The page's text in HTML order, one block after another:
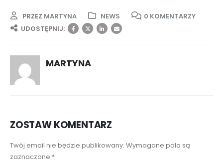
PRZEZ MARTYNA NEWS
0 KOMENTARZY
UDOSTĘPNIJ:
MARTYNA
ZOSTAW KOMENTARZ
Twój email nie będzie publikowany. Wymagane pola są
zaznaczone *